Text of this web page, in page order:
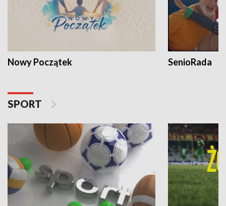
Nowy Początek SenioRada
SPORT